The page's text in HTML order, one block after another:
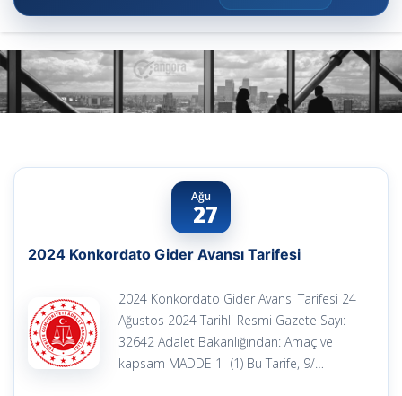
Ağu
27
2024 Konkordato Gider Avansı Tarifesi
2024 Konkordato Gider Avansı Tarifesi 24
Ağustos 2024 Tarihli Resmi Gazete Sayı:
32642 Adalet Bakanlığından: Amaç ve
kapsam MADDE 1- (1) Bu Tarife, 9/…